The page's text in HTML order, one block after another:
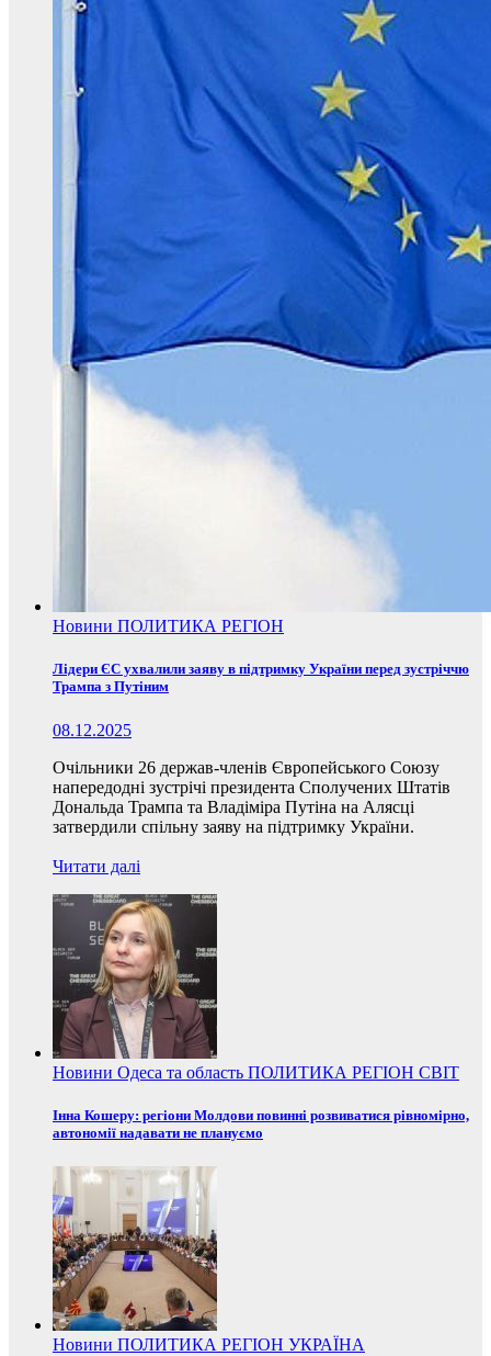
Новини ПОЛИТИКА РЕГІОН
Лідери ЄС ухвалили заяву в підтримку України перед зустріччю
Трампа з Путіним
08.12.2025
Очільники 26 держав-членів Європейського Союзу
напередодні зустрічі президента Сполучених Штатів
Дональда Трампа та Владіміра Путіна на Алясці
затвердили спільну заяву на підтримку України.
Читати далі
Новини Одеса та область ПОЛИТИКА РЕГІОН СВІТ
Інна Кошеру: регіони Молдови повинні розвиватися рівномірно,
автономії надавати не плануємо
Новини ПОЛИТИКА РЕГІОН УКРАЇНА